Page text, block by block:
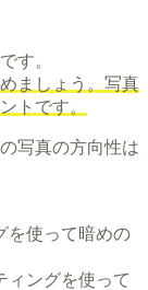
す。
ましょう。写真
トです。
写真の方向性は
を使って暗めの
ィングを使って